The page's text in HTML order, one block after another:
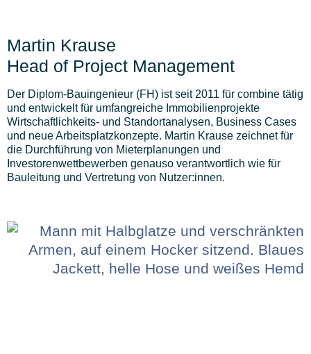
Martin Krause
Head of Project Management
Der Diplom-Bauingenieur (FH) ist seit 2011 für combine tätig
und entwickelt für umfangreiche Immobilienprojekte
Wirtschaftlichkeits- und Standortanalysen, Business Cases
und neue Arbeitsplatzkonzepte. Martin Krause zeichnet für
die Durchführung von Mieterplanungen und
Investorenwettbewerben genauso verantwortlich wie für
Bauleitung und Vertretung von Nutzer:innen.